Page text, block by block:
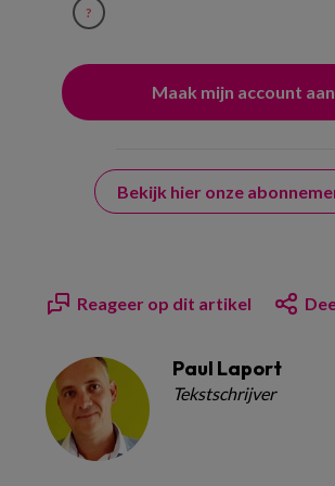
?
Bekijk hier onze
Reageer op dit artikel
Paul Laport
Tekstschrijver